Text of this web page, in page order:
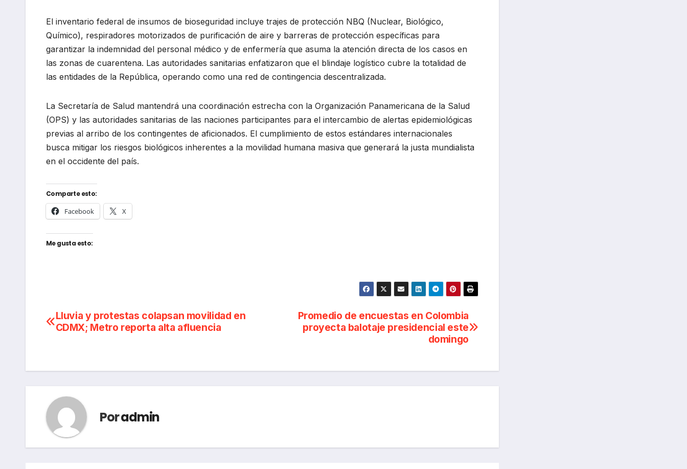
El inventario federal de insumos de bioseguridad incluye trajes de protección NBQ (Nuclear, Biológico,
Químico), respiradores motorizados de purificación de aire y barreras de protección específicas para
garantizar la indemnidad del personal médico y de enfermería que asuma la atención directa de los casos en
las zonas de cuarentena. Las autoridades sanitarias enfatizaron que el blindaje logístico cubre la totalidad de
las entidades de la República, operando como una red de contingencia descentralizada.
La Secretaría de Salud mantendrá una coordinación estrecha con la Organización Panamericana de la Salud
(OPS) y las autoridades sanitarias de las naciones participantes para el intercambio de alertas epidemiológicas
previas al arribo de los contingentes de aficionados. El cumplimiento de estos estándares internacionales
busca mitigar los riesgos biológicos inherentes a la movilidad humana masiva que generará la justa mundialista
en el occidente del país.
Comparte esto:
Facebook X
Me gusta esto:
Navegación
Promedio de encuestas en Colombia
proyecta balotaje presidencial este
domingo
Lluvia y protestas colapsan movilidad en
CDMX; Metro reporta alta afluencia
Poradmin